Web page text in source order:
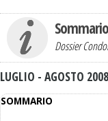
Dossier
LUGLIO - AGOSTO
SOMMARIO